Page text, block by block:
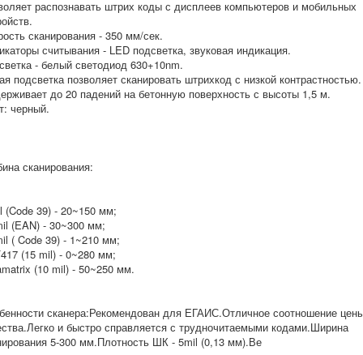
распознавать штрих коды с дисплеев компьютеров и мобильных
сканирования - 350 мм/сек.
считывания - LED подсветка, звуковая индикация.
- белый светодиод 630+10nm.
подсветка позволяет сканировать штрихкод с низкой контрастностью.
до 20 падений на бетонную поверхность с высоты 1,5 м.
черный.
сканирования:
(Code 39) - 20~150 мм;
(EAN) - 30~300 мм;
( Code 39) - 1~210 мм;
(15 mil) - 0~280 мм;
(10 mil) - 50~250 мм.
сканера:Рекомендован для ЕГАИС.Отличное соотношение
и быстро справляется с трудночитаемыми кодами.Ширина
5-300 мм.Плотность ШК - 5mil (0,13 мм).Ве